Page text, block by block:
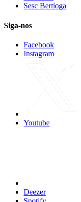
Sesc Bertioga
Siga-nos
Facebook
Instagram
Youtube
Deezer